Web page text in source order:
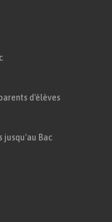
d'élèves
jusqu'au Bac